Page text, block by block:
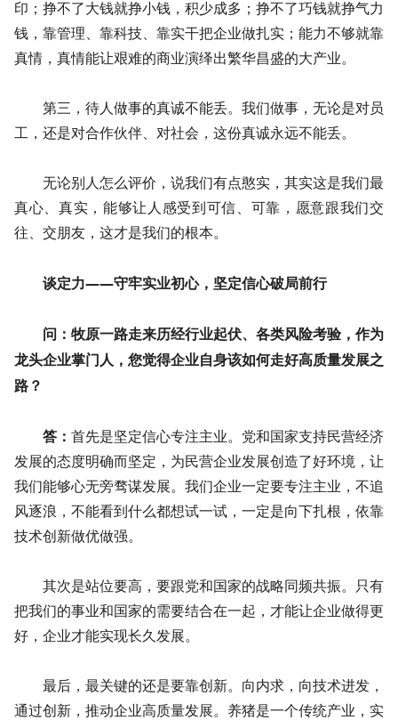
印；挣不了大钱就挣小钱，积少成多；挣不了巧钱就挣气力
钱，靠管理、靠科技、靠实干把企业做扎实；能力不够就靠
真情，真情能让艰难的商业演绎出繁华昌盛的大产业。
第三，待人做事的真诚不能丢。我们做事，无论是对员
工，还是对合作伙伴、对社会，这份真诚永远不能丢。
无论别人怎么评价，说我们有点憨实，其实这是我们最
真心、真实，能够让人感受到可信、可靠，愿意跟我们交
往、交朋友，这才是我们的根本。
谈定力——守牢实业初心，坚定信心破局前行
问：牧原一路走来历经行业起伏、各类风险考验，作为
龙头企业掌门人，您觉得企业自身该如何走好高质量发展之
路？
答： 首先是坚定信心专注主业。党和国家支持民营经济
发展的态度明确而坚定，为民营企业发展创造了好环境，让
我们能够心无旁骛谋发展。我们企业一定要专注主业，不追
风逐浪，不能看到什么都想试一试，一定是向下扎根，依靠
技术创新做优做强。
其次是站位要高，要跟党和国家的战略同频共振。只有
把我们的事业和国家的需要结合在一起，才能让企业做得更
好，企业才能实现长久发展。
最后，最关键的还是要靠创新。向内求，向技术进发，
通过创新，推动企业高质量发展。养猪是一个传统产业，实